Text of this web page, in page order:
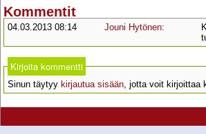
Kommentit
04.03.2013 08:14 Jouni Hytönen:
Kirjoita kommentti
Sinun täytyy kirjautua sisään, jotta voit kirjoittaa